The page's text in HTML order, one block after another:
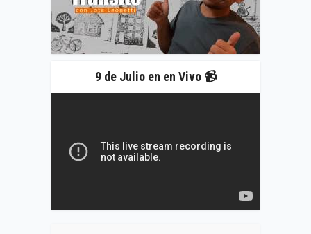
9 de Julio en en Vivo 📹